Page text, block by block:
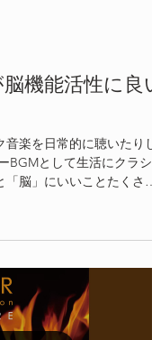
機能活性に良い
楽を日常的に聴いたりし
BGMとして生活にクラシ
脳」にいいことたくさん